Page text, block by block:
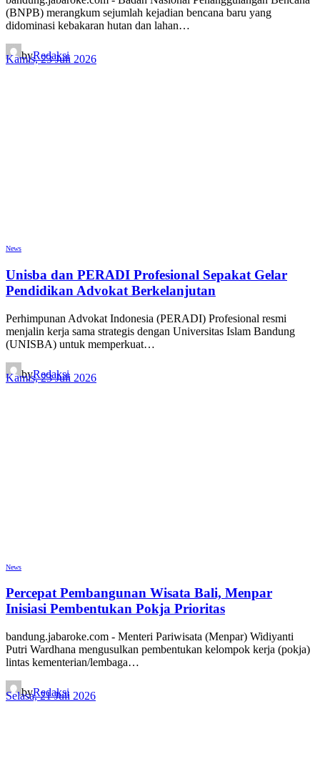
(BNPB) merangkum sejumlah kejadian bencana baru yang
didominasi kebakaran hutan dan lahan…
byRedaksi
Kamis, 23 Juli 2026
News
Unisba dan PERADI Profesional Sepakat Gelar
Pendidikan Advokat Berkelanjutan
Perhimpunan Advokat Indonesia (PERADI) Profesional resmi
menjalin kerja sama strategis dengan Universitas Islam Bandung
(UNISBA) untuk memperkuat…
byRedaksi
Kamis, 23 Juli 2026
News
Percepat Pembangunan Wisata Bali, Menpar
Inisiasi Pembentukan Pokja Prioritas
bandung.jabaroke.com - Menteri Pariwisata (Menpar) Widiyanti
Putri Wardhana mengusulkan pembentukan kelompok kerja (pokja)
lintas kementerian/lembaga…
byRedaksi
Selasa, 21 Juli 2026